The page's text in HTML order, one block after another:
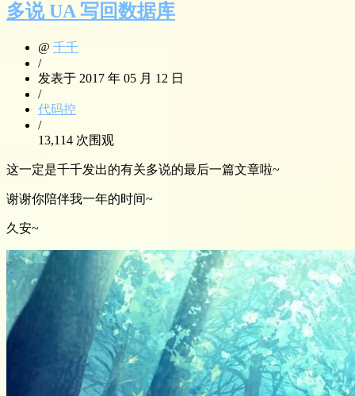
多说 UA 写回数据库
@ 千千
/
发表于 2017 年 05 月 12 日
/
代码控
/
13,114 次围观
这一定是千千发出的有关多说的最后一篇文章啦~
谢谢你陪伴我一年的时间~
久安~